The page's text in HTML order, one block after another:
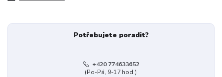
Potřebujete poradit?
+420 774633652
(Po-Pá, 9-17 hod.)